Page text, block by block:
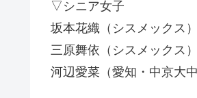
▽シニア女子
坂本花織（シスメックス）
三原舞依（シスメックス）
河辺愛菜（愛知・中京大中